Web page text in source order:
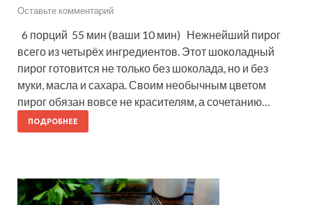
Оставьте комментарий
6 порций 55 мин (ваши 10 мин) Нежнейший пирог
всего из четырёх ингредиентов. Этот шоколадный
пирог готовится не только без шоколада, но и без
муки, масла и сахара. Своим необычным цветом
пирог обязан вовсе не красителям, а сочетанию…
ПОДРОБНЕЕ